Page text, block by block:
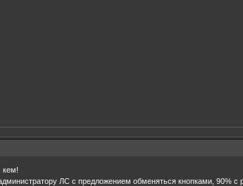
кем!
ЛС с предложением обменяться кнопками,